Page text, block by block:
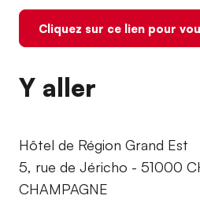
Cliquez sur ce lien pour
Y aller
Hôtel de Région Grand Est
5, rue de Jéricho - 51000
CHAMPAGNE